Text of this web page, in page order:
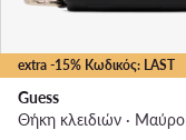
extra -15% Κωδικός: LAST
Guess
Θήκη κλειδιών · Μαύρο